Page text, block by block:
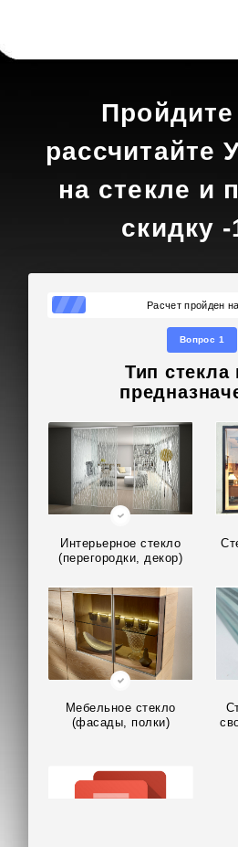
Пройдите
рассчитайте
на стекле и
скидку -
Расчет пройден на
Вопрос 1
Тип стекла
Интерьерное стекло
(перегородки, декор)
Мебельное стекло
(фасады, полки)